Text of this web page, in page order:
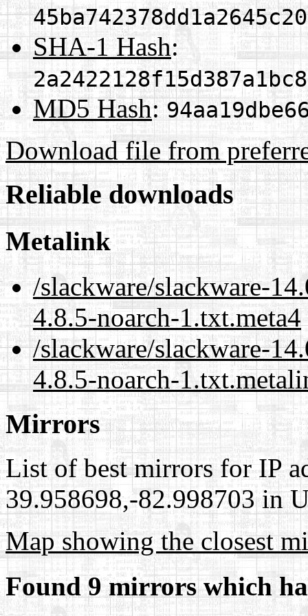
SHA-1 Hash:
MD5 Hash:
Download file from
Reliable downloads
Metalink
/slackware/slackware-
4.8.5-noarch-1.txt.meta4
/slackware/slackware-
4.8.5-noarch-
Mirrors
List of best mirrors for IP
39.958698,-82.998703 in
Map showing the closest
Found 9 mirrors which